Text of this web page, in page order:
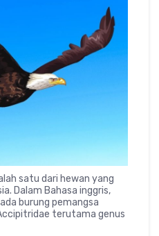
satu dari hewan yang
Dalam Bahasa inggris,
burung pemangsa
terutama genus